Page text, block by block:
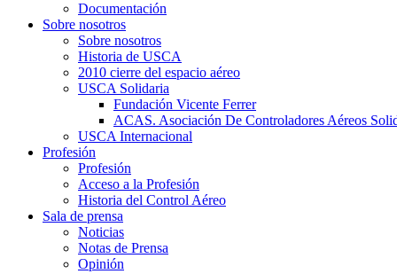
Documentación
Sobre nosotros
Sobre nosotros
Historia de USCA
2010 cierre del espacio aéreo
USCA Solidaria
Fundación Vicente Ferrer
ACAS. Asociación De Controladores Aéreos
USCA Internacional
Profesión
Profesión
Acceso a la Profesión
Historia del Control Aéreo
Sala de prensa
Noticias
Notas de Prensa
Opinión